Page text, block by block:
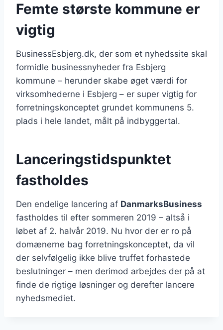
Femte største kommune er
vigtig
BusinessEsbjerg.dk, der som et nyhedssite skal
formidle businessnyheder fra Esbjerg
kommune – herunder skabe øget værdi for
virksomhederne i Esbjerg – er super vigtig for
forretningskonceptet grundet kommunens 5.
plads i hele landet, målt på indbyggertal.
Lanceringstidspunktet
fastholdes
Den endelige lancering af DanmarksBusiness
fastholdes til efter sommeren 2019 – altså i
løbet af 2. halvår 2019. Nu hvor der er ro på
domænerne bag forretningskonceptet, da vil
der selvfølgelig ikke blive truffet forhastede
beslutninger – men derimod arbejdes der på at
finde de rigtige løsninger og derefter lancere
nyhedsmediet.